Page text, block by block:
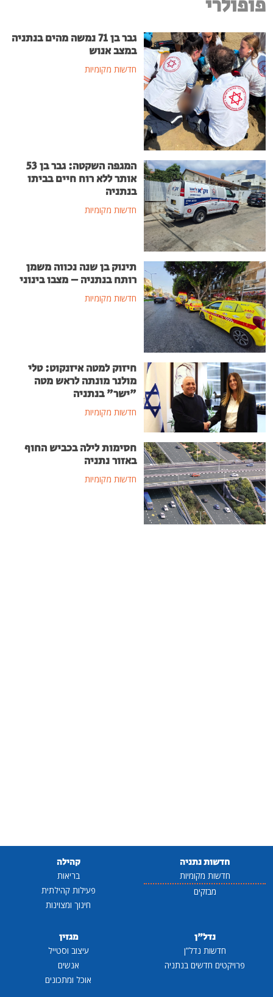
פופולרי
גבר בן 71 נמשה מהים בנתניה
במצב אנוש
חדשות מקומיות
המגפה השקטה: גבר בן 53
אותר ללא רוח חיים בביתו
בנתניה
חדשות מקומיות
תינוק בן שנה נכווה משמן
רותח בנתניה – מצבו בינוני
חדשות מקומיות
חיזוק למטה איזנקוט: טלי
מולנר מונתה לראש מטה
"ישר" בנתניה
חדשות מקומיות
חסימות לילה בכביש החוף
באזור נתניה
חדשות מקומיות
חדשות נתניה
חדשות מקומיות
מבזקים
קהילה
בריאות
פעילות קהילתית
חינוך ומצוינות
נדל"ן
חדשות נדל"ן
פרויקטים חדשים בנתניה
מגזין
עיצוב וסטייל
אנשים
אוכל ומתכונים